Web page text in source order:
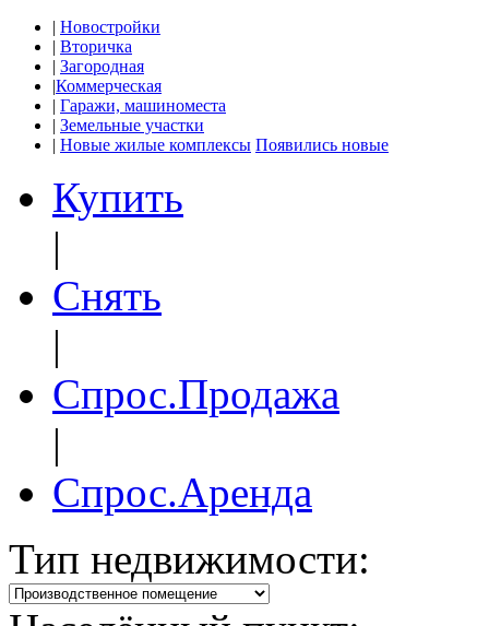
| Новостройки
| Вторичка
| Загородная
|Коммерческая
| Гаражи, машиноместа
| Земельные участки
| Новые жилые комплексы Появились новые
Купить
|
Снять
|
Спрос.Продажа
|
Спрос.Аренда
Тип недвижимости: